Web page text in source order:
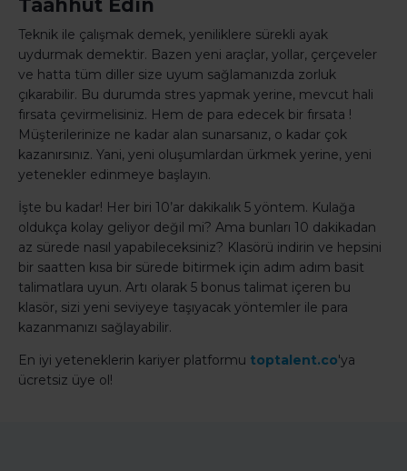
Taahhüt Edin
Teknik ile çalışmak demek, yeniliklere sürekli ayak
uydurmak demektir. Bazen yeni araçlar, yollar, çerçeveler
ve hatta tüm diller size uyum sağlamanızda zorluk
çıkarabilir. Bu durumda stres yapmak yerine, mevcut hali
fırsata çevirmelisiniz. Hem de para edecek bir fırsata !
Müşterilerinize ne kadar alan sunarsanız, o kadar çok
kazanırsınız. Yani, yeni oluşumlardan ürkmek yerine, yeni
yetenekler edinmeye başlayın.
İşte bu kadar! Her biri 10’ar dakikalık 5 yöntem. Kulağa
oldukça kolay geliyor değil mi? Ama bunları 10 dakikadan
az sürede nasıl yapabileceksiniz? Klasörü indirin ve hepsini
bir saatten kısa bir sürede bitirmek için adım adım basit
talimatlara uyun. Artı olarak 5 bonus talimat içeren bu
klasör, sizi yeni seviyeye taşıyacak yöntemler ile para
kazanmanızı sağlayabilir.
En iyi yeteneklerin kariyer platformu toptalent.co'ya
ücretsiz üye ol!